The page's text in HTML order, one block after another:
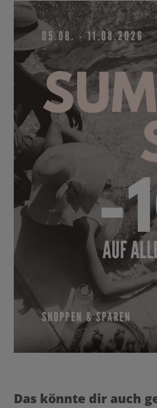
Produktgalerie überspringen
Das könnte dir auch